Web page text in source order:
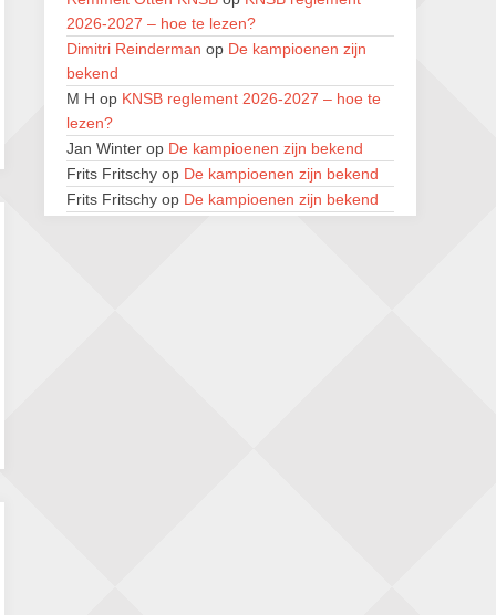
28 augustus 2026 · Haarlem
11e Goirles Weekend Kampioenschap
28 augustus 2026 · Goirle
Keisnel Schaaktoernooi
29 augustus 2026 · Amersfoort
Kroeg & Loper Leiden
30 augustus 2026 · Leiden
2026-2027 – hoe te lezen?
Dimitri Reinderman op De kampioenen zijn
bekend
M H op KNSB reglement 2026-2027 – hoe te
lezen?
Jan Winter op De kampioenen zijn bekend
Frits Fritschy op De kampioenen zijn bekend
Frits Fritschy op De kampioenen zijn bekend